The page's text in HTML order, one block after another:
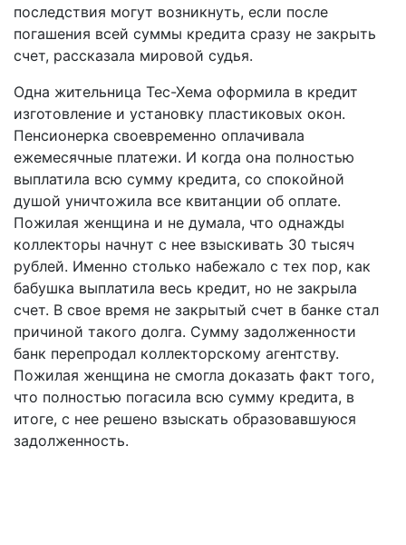
последствия могут возникнуть, если после
погашения всей суммы кредита сразу не закрыть
счет, рассказала мировой судья.
Одна жительница Тес-Хема оформила в кредит
изготовление и установку пластиковых окон.
Пенсионерка своевременно оплачивала
ежемесячные платежи. И когда она полностью
выплатила всю сумму кредита, со спокойной
душой уничтожила все квитанции об оплате.
Пожилая женщина и не думала, что однажды
коллекторы начнут с нее взыскивать 30 тысяч
рублей. Именно столько набежало с тех пор, как
бабушка выплатила весь кредит, но не закрыла
счет. В свое время не закрытый счет в банке стал
причиной такого долга. Сумму задолженности
банк перепродал коллекторскому агентству.
Пожилая женщина не смогла доказать факт того,
что полностью погасила всю сумму кредита, в
итоге, с нее решено взыскать образовавшуюся
задолженность.